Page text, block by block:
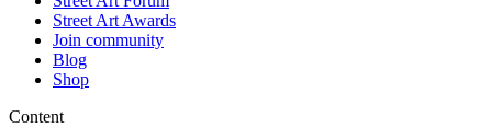
Street Art Awards
Join community
Blog
Shop
Content